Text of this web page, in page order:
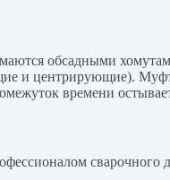
обсадными
и центрирующие).
времени
сварочного